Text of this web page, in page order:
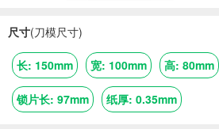
尺寸(刀模尺寸)
长: 150mm 宽: 100mm 高: 80mm
锁片长: 97mm 纸厚: 0.35mm